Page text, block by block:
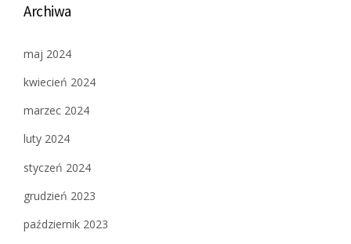
Archiwa
maj 2024
kwiecień 2024
marzec 2024
luty 2024
styczeń 2024
grudzień 2023
październik 2023